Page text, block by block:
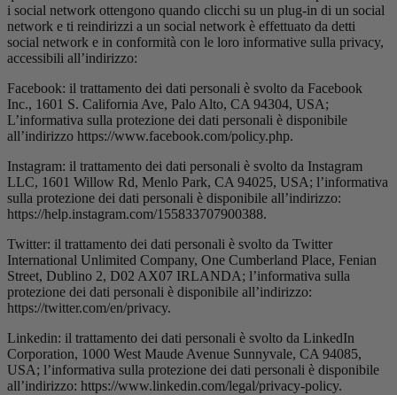
i social network ottengono quando clicchi su un plug-in di un social
network e ti reindirizzi a un social network è effettuato da detti
social network e in conformità con le loro informative sulla privacy,
accessibili all’indirizzo:
Facebook: il trattamento dei dati personali è svolto da Facebook
Inc., 1601 S. California Ave, Palo Alto, CA 94304, USA;
L’informativa sulla protezione dei dati personali è disponibile
all’indirizzo https://www.facebook.com/policy.php.
Instagram: il trattamento dei dati personali è svolto da Instagram
LLC, 1601 Willow Rd, Menlo Park, CA 94025, USA; l’informativa
sulla protezione dei dati personali è disponibile all’indirizzo:
https://help.instagram.com/155833707900388.
Twitter: il trattamento dei dati personali è svolto da Twitter
International Unlimited Company, One Cumberland Place, Fenian
Street, Dublino 2, D02 AX07 IRLANDA; l’informativa sulla
protezione dei dati personali è disponibile all’indirizzo:
https://twitter.com/en/privacy.
Linkedin: il trattamento dei dati personali è svolto da LinkedIn
Corporation, 1000 West Maude Avenue Sunnyvale, CA 94085,
USA; l’informativa sulla protezione dei dati personali è disponibile
all’indirizzo: https://www.linkedin.com/legal/privacy-policy.